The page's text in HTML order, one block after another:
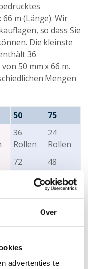
Over
advertenties te
m (Länge). Wir
so dass Sie
Die kleinste
36
50 mm x 66 m.
Mengen
50 75
36
Rollen
24
Rollen
72
Rollen
48
Rollen
72
180
Rollen
Rollen